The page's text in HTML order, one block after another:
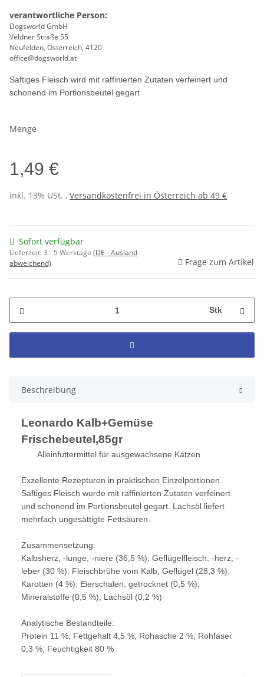
verantwortliche Person:
Dogsworld GmbH
Veldner Straße 55
Neufelden, Österreich, 4120
office@dogsworld.at
Saftiges Fleisch wird mit raffinierten Zutaten verfeinert und
schonend im Portionsbeutel gegart
Menge
1,49 €
inkl. 13% USt. , Versandkostenfrei in Österreich ab 49 €
Sofort verfügbar
Lieferzeit:3 - 5 Werktage (DE - Ausland
abweichend)
Frage zum Artikel
Stk
Beschreibung
Leonardo Kalb+Gemüse
Frischebeutel,85gr
Alleinfuttermittel für ausgewachsene Katzen
Exzellente Rezepturen in praktischen Einzelportionen.
Saftiges Fleisch wurde mit raffinierten Zutaten verfeinert
und schonend im Portionsbeutel gegart. Lachsöl liefert
mehrfach ungesättigte Fettsäuren.
Zusammensetzung:
Kalbsherz, -lunge, -niere (36,5 %); Geflügelfleisch, -herz, -
leber (30 %); Fleischbrühe vom Kalb, Geflügel (28,3 %);
Karotten (4 %); Eierschalen, getrocknet (0,5 %);
Mineralstoffe (0,5 %); Lachsöl (0,2 %)
Analytische Bestandteile:
Protein 11 %; Fettgehalt 4,5 %; Rohasche 2 %; Rohfaser
0,3 %; Feuchtigkeit 80 %